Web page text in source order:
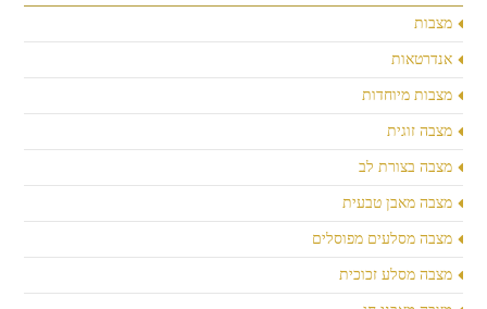
מצבות
אנדרטאות
מצבות מיוחדות
מצבה זוגית
מצבה בצורת לב
מצבה מאבן טבעית
מצבה מסלעים מפוסלים
מצבה מסלע זכוכית